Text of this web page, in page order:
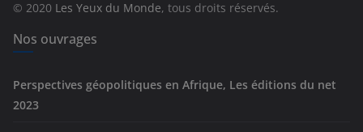
e
s
© 2020 Les Yeux du Monde, tous droits réservés.
Nos ouvrages
Perspectives géopolitiques en Afrique, Les éditions du net
2023